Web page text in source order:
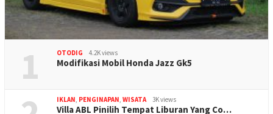
1 OTODIG 4.2K views
Modifikasi Mobil Honda Jazz Gk5
IKLAN, PENGINAPAN, WISATA 3K views
Villa ABL Pinilih Tempat Liburan Yang Co…